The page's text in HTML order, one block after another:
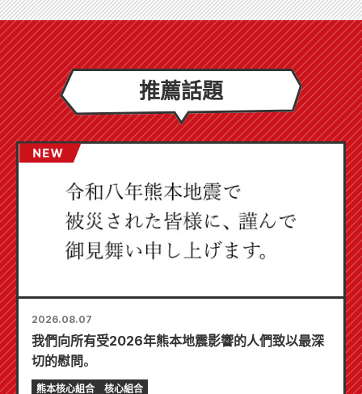
推薦話題
2026.08.07
我們向所有受2026年熊本地震影響的人們致以最深
切的慰問。
熊本核心組合 核心組合